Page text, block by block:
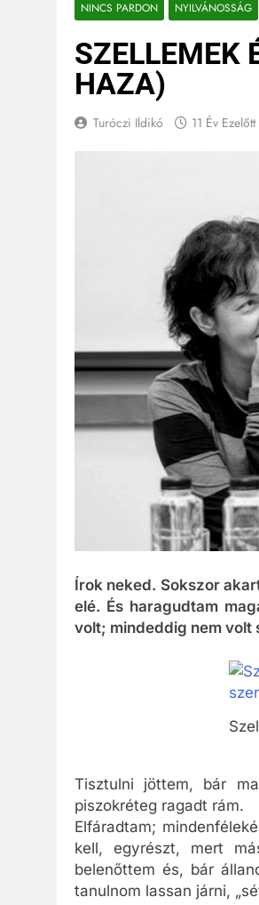
NINCS PARDON NYILVÁNOSSÁG
SZELLEMEK
HAZA)
Turóczi Ildikó 11 Év Ezelőtt
Írok neked. Sokszor
elé. És haragudtam
volt; mindeddig nem volt
Tisztulni jöttem, bár
piszokréteg ragadt rám.
Elfáradtam;
kell, egyrészt, mert
belenőttem és, bár
tanulnom lassan járni,